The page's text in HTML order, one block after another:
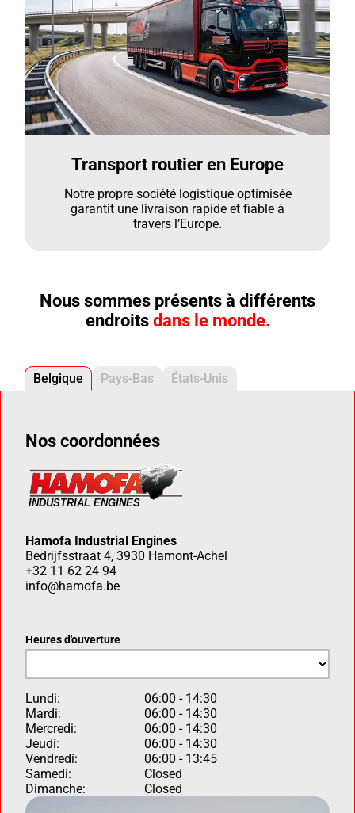
Transport routier en Europe
Notre propre société logistique optimisée
garantit une livraison rapide et fiable à
travers l’Europe.
Nous sommes présents à différents
endroits dans le monde.
Belgique Pays-Bas États-Unis
Nos coordonnées
Hamofa Industrial Engines
Bedrijfsstraat 4, 3930 Hamont-Achel
+32 11 62 24 94
info@hamofa.be
Heures d'ouverture
Lundi:
06:00 - 14:30
Mardi:
06:00 - 14:30
Mercredi:
06:00 - 14:30
Jeudi:
06:00 - 14:30
Vendredi:
06:00 - 13:45
Samedi:
Closed
Dimanche:
Closed